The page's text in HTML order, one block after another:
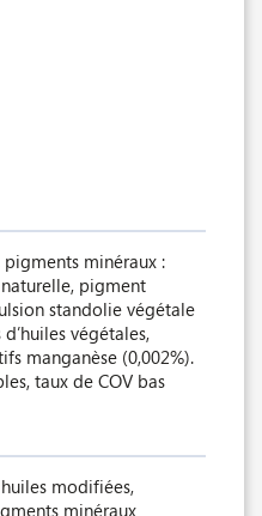
minéraux :
pigment
standolie végétale
végétales,
manganèse (0,002%).
taux de COV bas
modifiées,
minéraux